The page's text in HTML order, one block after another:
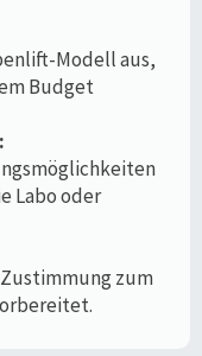
Modell aus,
Budget
Labo oder
zum